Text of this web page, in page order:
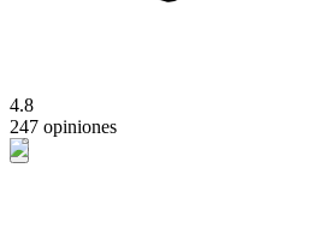
4.8
247 opiniones